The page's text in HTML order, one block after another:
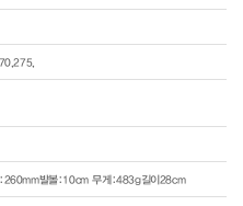
발볼:10cm 무게:483g길이28cm